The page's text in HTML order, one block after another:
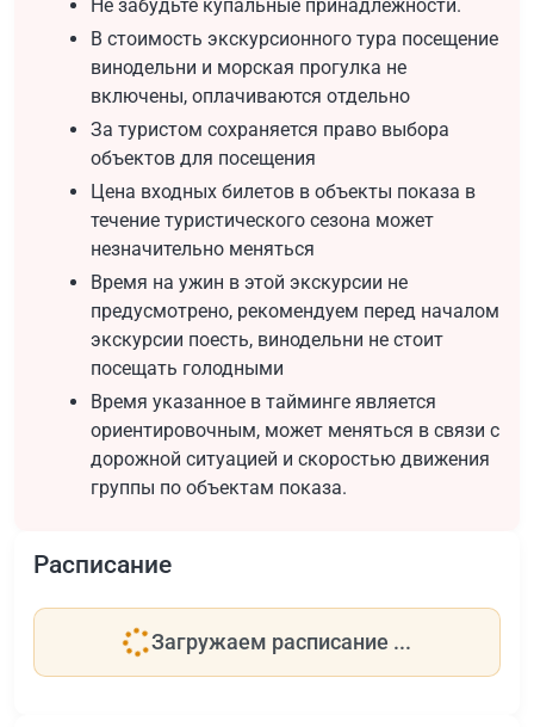
Не забудьте купальные принадлежности.
В стоимость экскурсионного тура посещение
винодельни и морская прогулка не
включены, оплачиваются отдельно
За туристом сохраняется право выбора
объектов для посещения
Цена входных билетов в объекты показа в
течение туристического сезона может
незначительно меняться
Время на ужин в этой экскурсии не
предусмотрено, рекомендуем перед началом
экскурсии поесть, винодельни не стоит
посещать голодными
Время указанное в тайминге является
ориентировочным, может меняться в связи с
дорожной ситуацией и скоростью движения
группы по объектам показа.
Расписание
Загружаем расписание ...